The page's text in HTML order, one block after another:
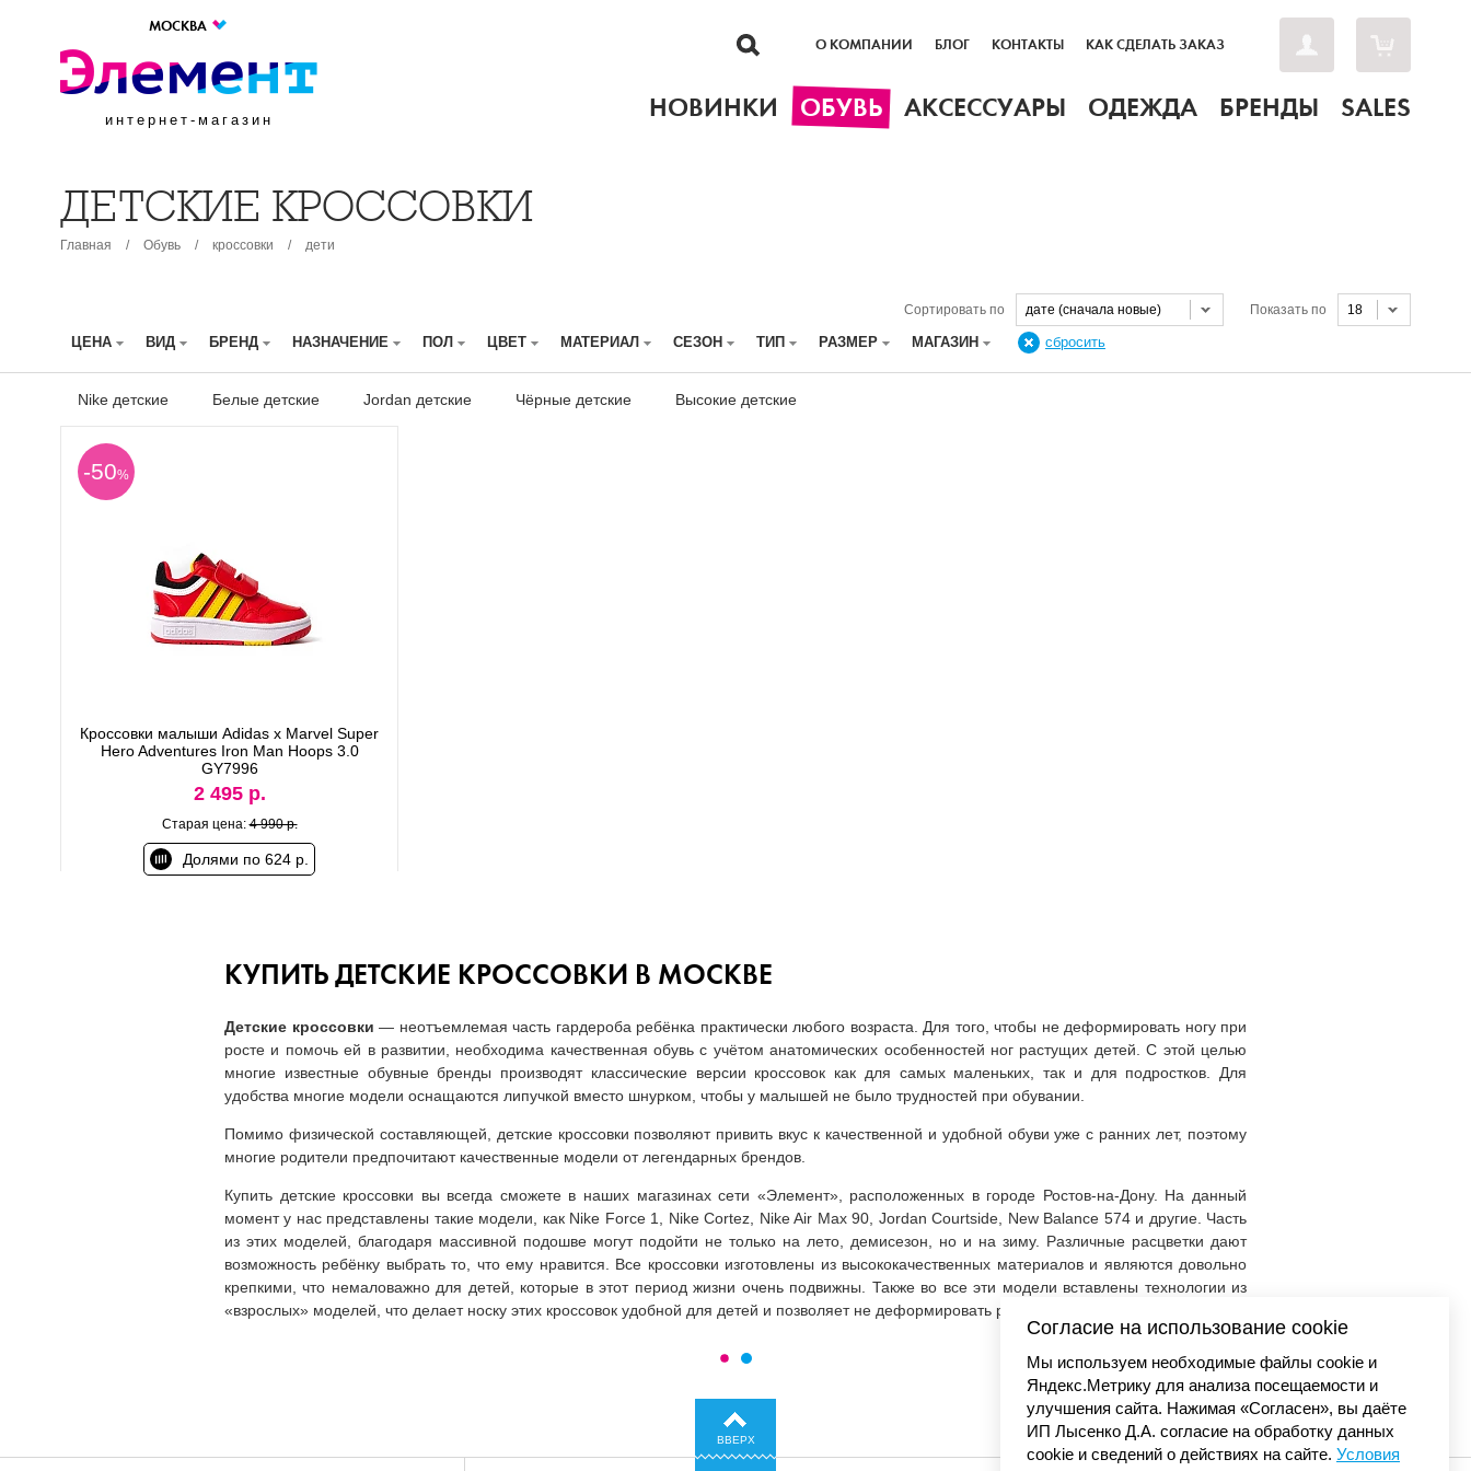
МОСКВА
интернет-магазин
О КОМПАНИИ БЛОГ КОНТАКТЫ КАК СДЕЛАТЬ ЗАКАЗ
НОВИНКИ ОБУВЬ АКСЕССУАРЫ ОДЕЖДА БРЕНДЫ SALES
ДЕТСКИЕ КРОССОВКИ
Главная / Обувь / кроссовки / дети
Показать по 18
Сортировать по дате (сначала новые)
ЦЕНА ВИД БРЕНД НАЗНАЧЕНИЕ ПОЛ ЦВЕТ МАТЕРИАЛ СЕЗОН ТИП РАЗМЕР МАГАЗИН сбросить
Nike детские Белые детские Jordan детские Чёрные детские Высокие детские
-50%
Кроссовки малыши Adidas x Marvel Super
Hero Adventures Iron Man Hoops 3.0
GY7996
2 495 р.
Старая цена:4 990 р.
Долями по 624 р.
КУПИТЬ ДЕТСКИЕ КРОССОВКИ В МОСКВЕ
Детские кроссовки — неотъемлемая часть гардероба ребёнка практически любого возраста. Для того, чтобы не деформировать ногу при
росте и помочь ей в развитии, необходима качественная обувь с учётом анатомических особенностей ног растущих детей. С этой целью
многие известные обувные бренды производят классические версии кроссовок как для самых маленьких, так и для подростков. Для
удобства многие модели оснащаются липучкой вместо шнурком, чтобы у малышей не было трудностей при обувании.
Помимо физической составляющей, детские кроссовки позволяют привить вкус к качественной и удобной обуви уже с ранних лет, поэтому
многие родители предпочитают качественные модели от легендарных брендов.
Купить детские кроссовки вы всегда сможете в наших магазинах сети «Элемент», расположенных в городе Ростов-на-Дону. На данный
момент у нас представлены такие модели, как Nike Force 1, Nike Cortez, Nike Air Max 90, Jordan Courtside, New Balance 574 и другие. Часть
из этих моделей, благодаря массивной подошве могут подойти не только на лето, демисезон, но и на зиму. Различные расцветки дают
возможность ребёнку выбрать то, что ему нравится. Все кроссовки изготовлены из высококачественных материалов и являются довольно
крепкими, что немаловажно для детей, которые в этот период жизни очень подвижны. Также во все эти модели вставлены технологии из
«взрослых» моделей, что делает носку этих кроссовок удобной для детей и позволяет не деформировать растущие ноги.
ВВЕРХ
Согласие на использование cookie
Мы используем необходимые файлы cookie и
Яндекс.Метрику для анализа посещаемости и
улучшения сайта. Нажимая «Согласен», вы даёте
ИП Лысенко Д.А. согласие на обработку данных
cookie и сведений о действиях на сайте. Условия